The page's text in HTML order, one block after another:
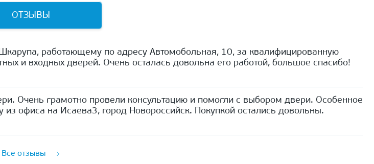
ОТЗЫВЫ
работающему по адресу Автомобольная, 10, за квалифицированную
и входных дверей. Очень осталась довольна его работой, большое спасибо!
Очень грамотно провели консультацию и помогли с выбором двери. Особенное
офиса на Исаева3, город Новороссийск. Покупкой остались довольны.
Все отзывы